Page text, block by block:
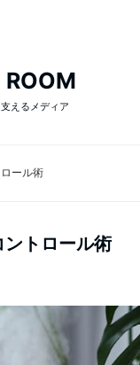
ROOM
えるメディア
ール術
トロール術